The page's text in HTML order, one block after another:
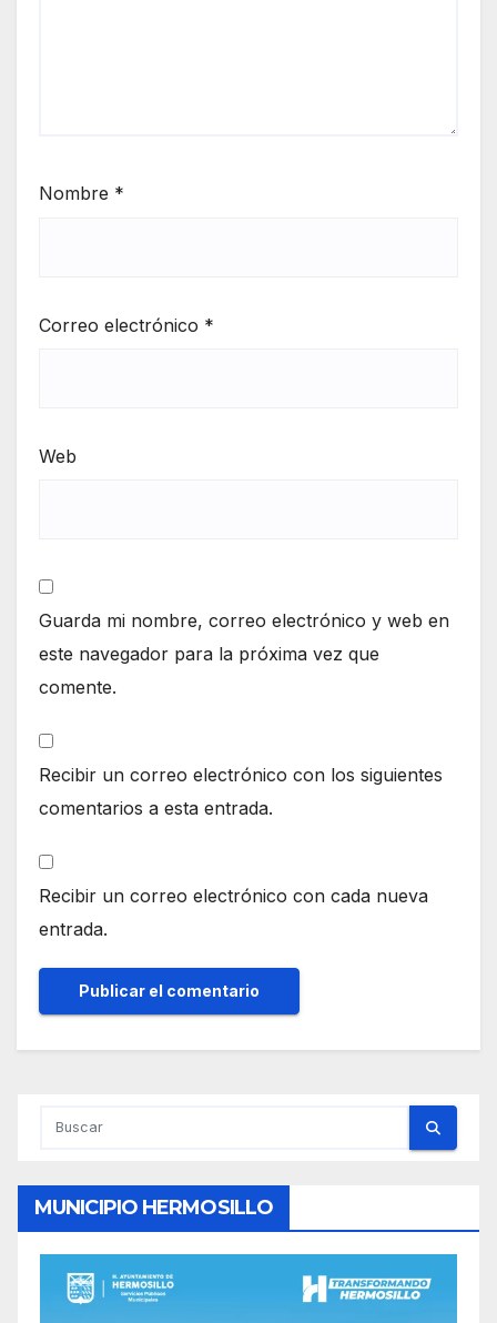
Nombre *
Correo electrónico *
Web
Guarda mi nombre, correo electrónico y web en
este navegador para la próxima vez que
comente.
Recibir un correo electrónico con los siguientes
comentarios a esta entrada.
Recibir un correo electrónico con cada nueva
entrada.
MUNICIPIO HERMOSILLO